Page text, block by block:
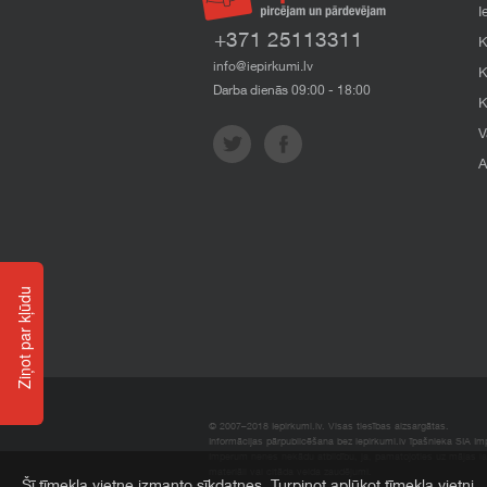
+371 25113311
info@iepirkumi.lv
Darba dienās 09:00 - 18:00
© 2007–2018 Iepirkumi.lv. Visas tiesības aizsargātas.
Informācijas pārpublicēšana bez iepirkumi.lv īpašnieka SIA
Ziņot par kļūdu